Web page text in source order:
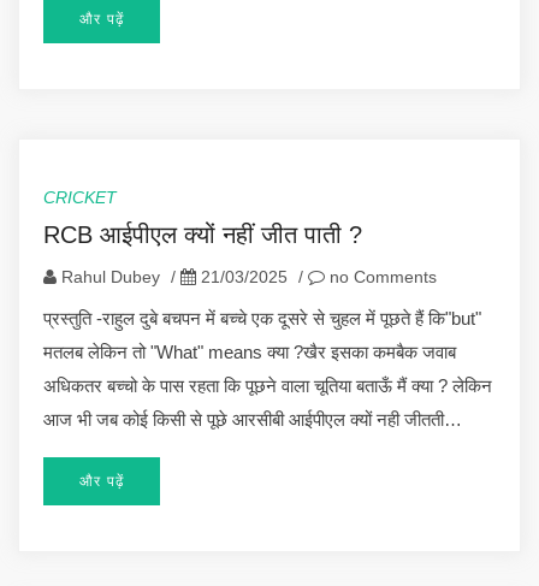
और पढ़ें
CRICKET
RCB आईपीएल क्यों नहीं जीत पाती ?
Rahul Dubey / 21/03/2025 / no Comments
प्रस्तुति -राहुल दुबे बचपन में बच्चे एक दूसरे से चुहल में पूछते हैं कि"but"
मतलब लेकिन तो "What" means क्या ?खैर इसका कमबैक जवाब
अधिकतर बच्चो के पास रहता कि पूछने वाला चूतिया बताऊँ मैं क्या ? लेकिन
आज भी जब कोई किसी से पूछे आरसीबी आईपीएल क्यों नही जीतती…
और पढ़ें